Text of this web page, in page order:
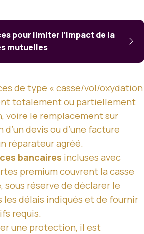
pour limiter l’impact de la
mutuelles
de type « casse/vol/oxydation
totalement ou partiellement
voire le remplacement sur
devis ou d’une facture
réparateur agréé.
bancaires incluses avec
premium couvrent la casse
sous réserve de déclarer le
les délais indiqués et de fournir
requis.
une protection, il est